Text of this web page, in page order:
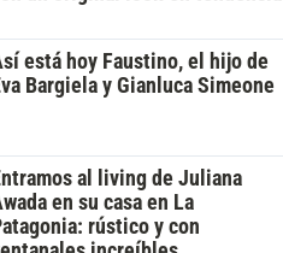
está hoy Faustino, el hijo de
Bargiela y Gianluca Simeone
al living de Juliana
en su casa en La
rústico y con